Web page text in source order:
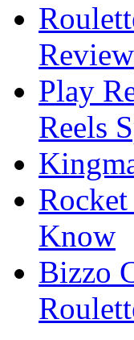
Review
Play
Reels
Know
Bizzo